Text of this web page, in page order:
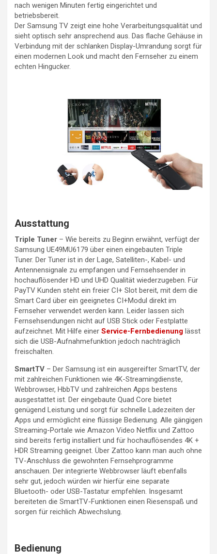
nach wenigen Minuten fertig eingerichtet und
betriebsbereit.
Der Samsung TV zeigt eine hohe Verarbeitungsqualität und
sieht optisch sehr ansprechend aus. Das flache Gehäuse in
Verbindung mit der schlanken Display-Umrandung sorgt für
einen modernen Look und macht den Fernseher zu einem
echten Hingucker.
Ausstattung
Triple Tuner – Wie bereits zu Beginn erwähnt, verfügt der
Samsung UE49MU6179 über einen eingebauten Triple
Tuner. Der Tuner ist in der Lage, Satelliten-, Kabel- und
Antennensignale zu empfangen und Fernsehsender in
hochauflösender HD und UHD Qualität wiederzugeben. Für
PayTV Kunden steht ein freier CI+ Slot bereit, mit dem die
Smart Card über ein geeignetes CI+Modul direkt im
Fernseher verwendet werden kann. Leider lassen sich
Fernsehsendungen nicht auf USB Stick oder Festplatte
aufzeichnet. Mit Hilfe einer Service-Fernbedienung lässt
sich die USB-Aufnahmefunktion jedoch nachträglich
freischalten.
SmartTV – Der Samsung ist ein ausgereifter SmartTV, der
mit zahlreichen Funktionen wie 4K-Streamingdienste,
Webbrowser, HbbTV und zahlreichen Apps bestens
ausgestattet ist. Der eingebaute Quad Core bietet
genügend Leistung und sorgt für schnelle Ladezeiten der
Apps und ermöglicht eine flüssige Bedienung. Alle gängigen
Streaming-Portale wie Amazon Video Netflix und Zattoo
sind bereits fertig installiert und für hochauflösendes 4K +
HDR Streaming geeignet. Über Zattoo kann man auch ohne
TV-Anschluss die gewohnten Fernsehprogramme
anschauen. Der integrierte Webbrowser läuft ebenfalls
sehr gut, jedoch würden wir hierfür eine separate
Bluetooth- oder USB-Tastatur empfehlen. Insgesamt
bereiteten die SmartTV-Funktionen einen Riesenspaß und
sorgen für reichlich Abwechslung.
Bedienung